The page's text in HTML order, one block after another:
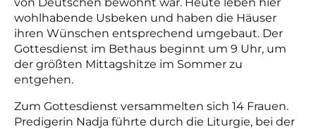
wohlhabende Usbeken und haben die Häuser
ihren Wünschen entsprechend umgebaut. Der
Gottesdienst im Bethaus beginnt um 9 Uhr, um
der größten Mittagshitze im Sommer zu
entgehen.
Zum Gottesdienst versammelten sich 14 Frauen.
Predigerin Nadja führte durch die Liturgie, bei der